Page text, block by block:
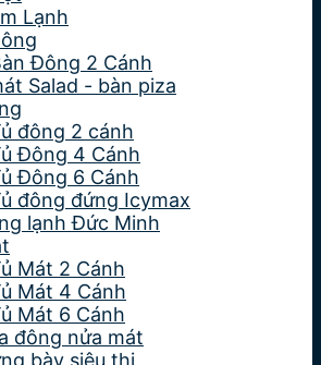
Lạnh
Đông 2 Cánh
Salad - bàn piza
đông 2 cánh
Đông 4 Cánh
Đông 6 Cánh
đông đứng Icymax
lạnh Đức Minh
Mát 2 Cánh
Mát 4 Cánh
Mát 6 Cánh
đông nửa mát
bày siêu thị